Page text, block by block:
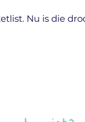
Nu is die